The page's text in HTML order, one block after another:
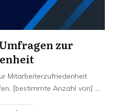
zur
Mitarbeiterzufriedenheit
[bestimmte Anzahl von] ...